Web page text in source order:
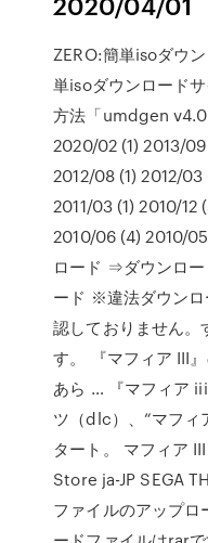
ZERO:簡単isoダウ
単isoダウンロード
方法「umdgen
2020/02 (1) 2013/
2012/08 (1) 2012/03
2011/03 (1) 2010/
2010/06 (4) 2010/
ロード ⇒ダウンロ
ード ※違法ダウン
認しておりません。
す。 『マフィア III
あら … 『マフィア
ツ（dlc）、“マフィ
タート。 マフィア
Store ja-JP SEGA
ファイルのアップロ